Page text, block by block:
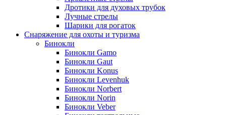
Дротики для духовых трубок
Лучные стрелы
Шарики для рогаток
Снаряжение для охоты и туризма
Бинокли
Бинокли Gamo
Бинокли Gaut
Бинокли Konus
Бинокли Levenhuk
Бинокли Norbert
Бинокли Norin
Бинокли Veber